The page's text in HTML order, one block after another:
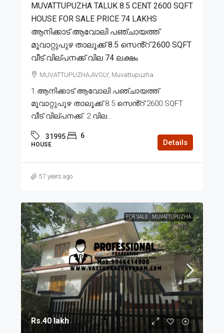
MUVATTUPUZHA TALUK 8.5 CENT 2600 SQFT
HOUSE FOR SALE PRICE 74 LAKHS
ആനിക്കാട് ആവോലി പഞ്ചായത്ത്
മൂവാറ്റുപുഴ താലൂക്ക് 8.5 സെൻ്റ് 2600 SQFT
വീട് വില്പനക്ക് വില 74 ലക്ഷം
MUVATTUPUZHA,AVOLY, Muvattupuzha
1.ആനിക്കാട് ആവോലി പഞ്ചായത്ത്
മൂവാറ്റുപുഴ താലൂക്ക് 8.5 സെൻ്റ് 2600 SQFT
വീട് വില്പനക്ക്. 2.വില...
31995 6
HOUSE Details
57 years ago
FOR SALE MUVATTUPUZHA
Rs.40 lakh